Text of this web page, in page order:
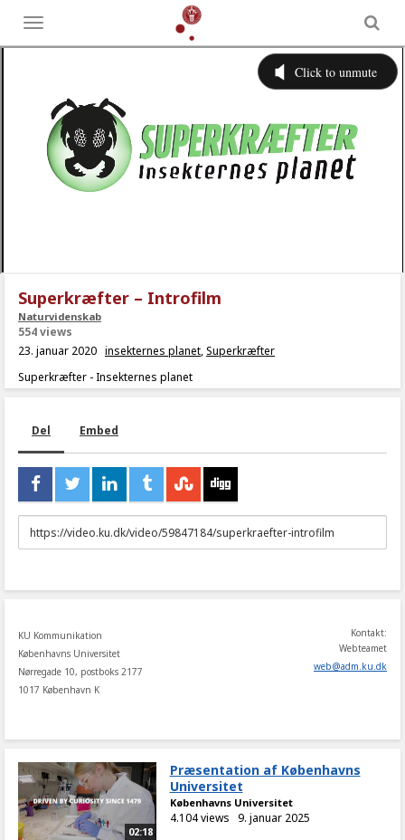
Toggle
menu
Superkræfter – Introfilm
Naturvidenskab
554 views
23. januar 2020 insekternes planet,Superkræfter
Superkræfter - Insekternes planet
Del Embed
URL
to
KU Kommunikation
Københavns Universitet
Nørregade 10, postboks 2177
1017 København K
Kontakt:
Webteamet
web@adm.ku.dk
02:18
Præsentation af Københavns
Universitet
Københavns Universitet
4.104 views 9. januar 2025